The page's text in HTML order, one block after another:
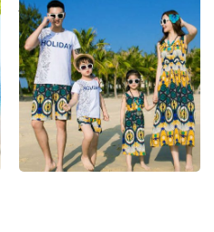
Đồng Phục Đi Biển 5